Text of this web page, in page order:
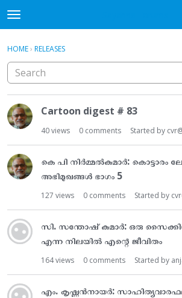
t
o
g
g
e
m
e
n
Discussions
Sign In · Register
HOME› RELEASES
D
i
s
u
s
s
o
n
L
t
Cartoon digest # 83
40views 0 comments Started by
കെ പി നിർമ്മൽകുമാർ: കൊട്ടാരം
അഭിമുഖങ്ങൾ ഭാഗം 5
127 views 0 comments Started by
സി. സന്തോഷ് കുമാർ: ഒരു
എന്ന നിലയിൽ എന്റെ ജീവിതം
164views 0 comments Started by
എം. കൃഷ്ണൻനായർ: